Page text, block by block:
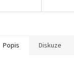
Popis Diskuze